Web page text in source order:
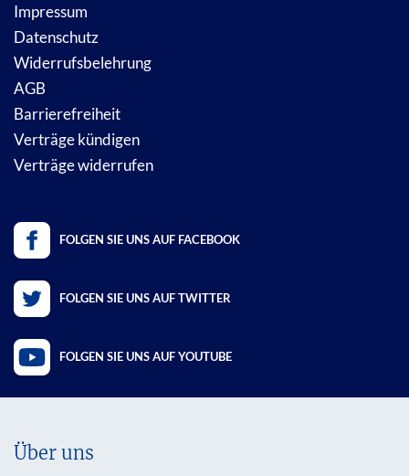
Impressum
Datenschutz
Widerrufsbelehrung
AGB
Barrierefreiheit
Verträge kündigen
Verträge widerrufen
FOLGEN SIE UNS AUF FACEBOOK
FOLGEN SIE UNS AUF TWITTER
FOLGEN SIE UNS AUF YOUTUBE
Über uns